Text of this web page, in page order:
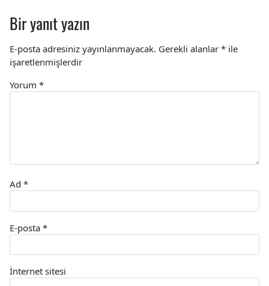
Bir yanıt yazın
E-posta adresiniz yayınlanmayacak. Gerekli alanlar * ile
işaretlenmişlerdir
Yorum *
Ad *
E-posta *
İnternet sitesi